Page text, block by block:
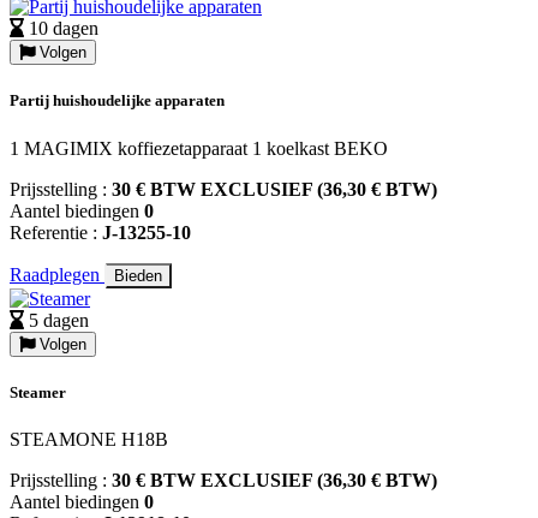
10 dagen
Volgen
Partij huishoudelijke apparaten
1 MAGIMIX koffiezetapparaat 1 koelkast BEKO
Prijsstelling : 30 € BTW EXCLUSIEF (36,30 € BTW)
Aantel biedingen 0
Referentie : J-13255-10
Raadplegen Bieden
5 dagen
Volgen
Steamer
STEAMONE H18B
Prijsstelling : 30 € BTW EXCLUSIEF (36,30 € BTW)
Aantel biedingen 0